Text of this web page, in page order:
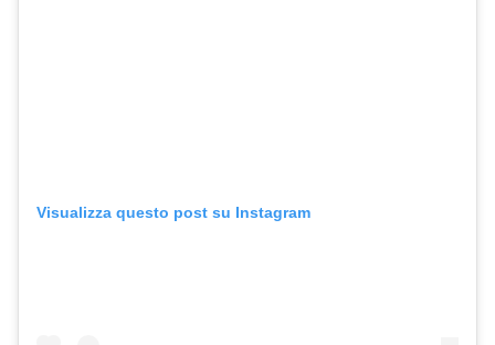
Visualizza questo post su Instagram